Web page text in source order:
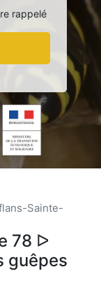
rappelé
Sainte-
78 ᐅ
guêpes